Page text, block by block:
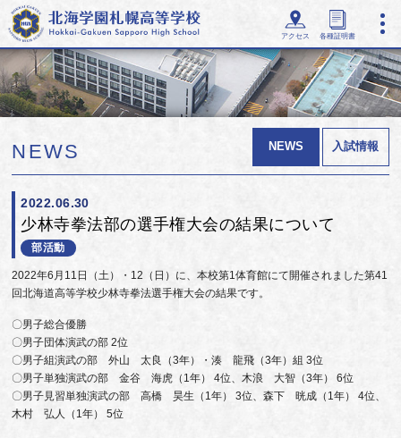
アクセス 各種証明書
NEWS NEWS 入試情報
2022.06.30
少林寺拳法部の選手権大会の結果について
部活動
2022年6月11日（土）・12（日）に、本校第1体育館にて開催されました第41
回北海道高等学校少林寺拳法選手権大会の結果です。
〇男子総合優勝
〇男子団体演武の部 2位
〇男子組演武の部 外山 太良（3年）・湊 龍飛（3年）組 3位
〇男子単独演武の部 金谷 海虎（1年） 4位、木浪 大智（3年） 6位
〇男子見習単独演武の部 高橋 昊生（1年） 3位、森下 晄成（1年） 4位、
木村 弘人（1年） 5位